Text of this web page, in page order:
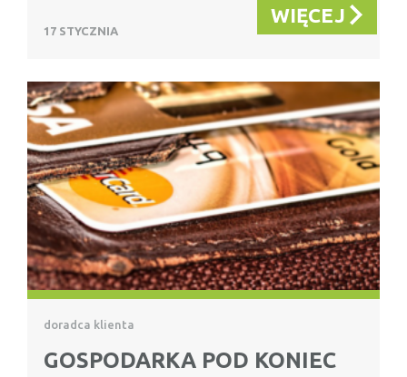
17 STYCZNIA
WIĘCEJ
doradca klienta
GOSPODARKA POD KONIEC